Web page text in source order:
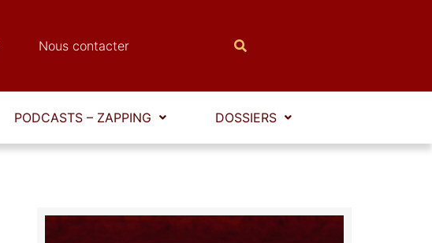
Nous contacter
PODCASTS – ZAPPING DOSSIERS